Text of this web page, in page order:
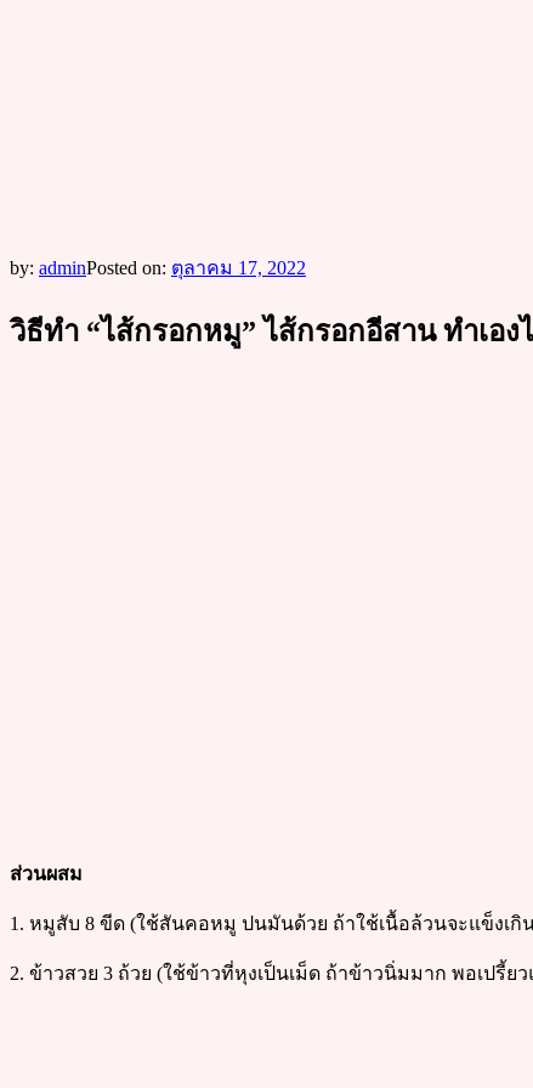
by: adminPosted on: ตุลาคม 17, 2022
วิธีทำ “ไส้กรอกหมู” ไส้กรอกอีสาน ทำเอ
ส่วนผสม
1. หมูสับ 8 ขีด (ใช้สันคอหมู ปนมันด้วย ถ้าใช้เนื้อล้วนจะแข็งเกิ
2. ข้าวสวย 3 ถ้วย (ใช้ข้าวที่หุงเป็นเม็ด ถ้าข้าวนิ่มมาก พอเปรี้ยว